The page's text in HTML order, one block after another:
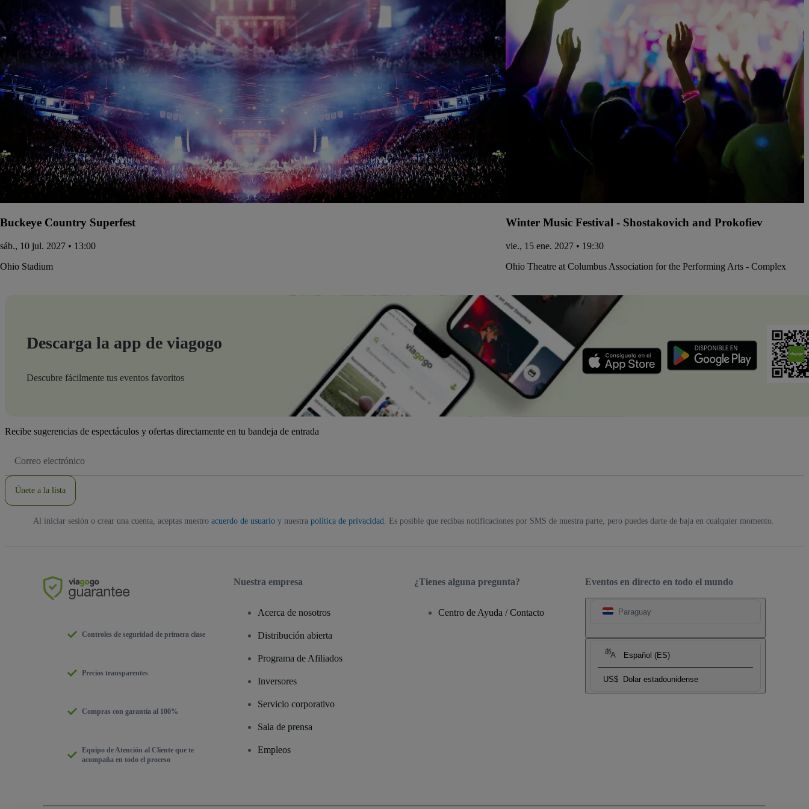
Buckeye Country Superfest
sáb., 10 jul. 2027 • 13:00
Ohio Stadium
Winter Music Festival - Shostakovich and Prokofiev
vie., 15 ene. 2027 • 19:30
Ohio Theatre at Columbus Association for the Performing Arts - Complex
Descarga la app de viagogo
Descubre fácilmente tus eventos favoritos
Recibe sugerencias de espectáculos y ofertas directamente en tu bandeja de entrada
de
Únete a la lista
Al iniciar sesión o crear una cuenta, aceptas nuestro acuerdo de usuarioy nuestra política de privacidad. Es posible que recibas notificaciones por SMS de nuestra parte, pero puedes darte de baja en cualquier momento.
Eventos en directo en todo el mundo
Paraguay
Español (ES)
US$ Dolar estadounidense
Controles de seguridad de primera clase
Precios transparentes
Compras con garantía al 100%
Equipo de Atención al Cliente que te
acompaña en todo el proceso
Nuestra empresa
Acerca de nosotros
Distribución abierta
Programa de Afiliados
Inversores
Servicio corporativo
Sala de prensa
Empleos
¿Tienes alguna pregunta?
Centro de Ayuda / Contacto